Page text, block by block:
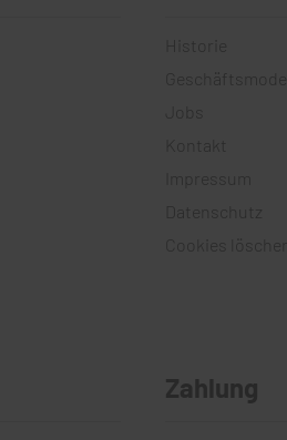
Geschäftsmodell
Kontakt
Impressum
Datenschutz
Cookies löschen
Zahlung